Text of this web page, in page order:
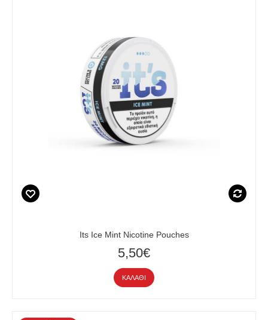
Its Ice Mint Nicotine Pouches
5,50€
ΚΑΛΆΘΙ